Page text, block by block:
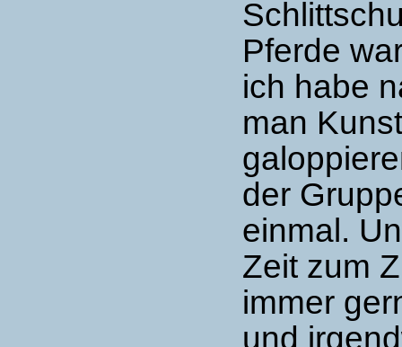
Pferde
ich habe
man
der
einmal.
Zeit zum
immer
und